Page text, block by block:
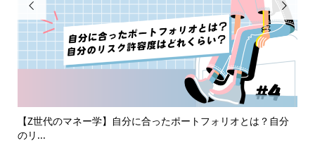

【Z世代のマネー学】自分に合ったポートフォリオとは？自分
のリ...
